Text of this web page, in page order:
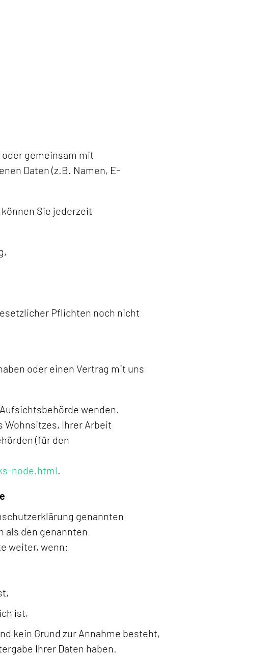
gemeinsam mit
Daten (z.B. Namen, E-
Sie jederzeit
Pflichten noch nicht
oder einen Vertrag mit uns
wenden.
Wohnsitzes, Ihrer Arbeit
(für den
node.html
genannten
als den genannten
weiter, wenn:
ist,
kein Grund zur Annahme besteht,
Ihrer Daten haben.